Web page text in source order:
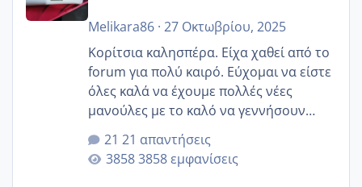
Melikara86· 27 Οκτωβρίου, 2025
Κορίτσια καλησπέρα. Είχα χαθεί από το
forum για πολύ καιρό. Εύχομαι να είστε
όλες καλά να έχουμε πολλές νέες
μανούλες με το καλό να γεννήσουν
αυτές που ήδη περιμένουν. Να πάρουν
γερα μωράκια στην αγκαλίτσα τους
🙏🏼🙏🏼 Ας πάμε λοιπόν στο θέμα μου.
21 απαντήσεις
3858 εμφανίσεις